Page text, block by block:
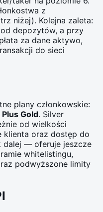
z
niżej). Kolejna zaleta:
depozytów, a przy
za dane aktywo,
do sieci
plany członkowskie:
Gold. Silver
od wielkości
klienta oraz dostęp do
dalej — oferuje jeszcze
whitelistingu,
podwyższone limity